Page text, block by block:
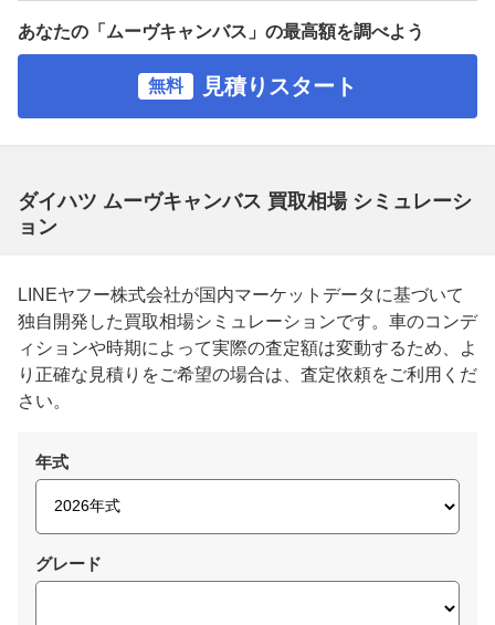
あなたの「ムーヴキャンバス」の最高額を調べよう
無料 見積りスタート
ダイハツ ムーヴキャンバス 買取相場 シミュレーシ
ョン
LINEヤフー株式会社が国内マーケットデータに基づいて
独自開発した買取相場シミュレーションです。車のコンデ
ィションや時期によって実際の査定額は変動するため、よ
り正確な見積りをご希望の場合は、査定依頼をご利用くだ
さい。
年式
グレード